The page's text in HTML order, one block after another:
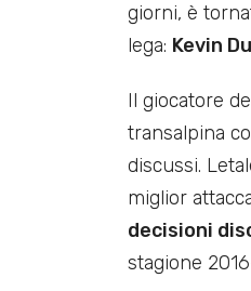
giorni, è
lega: Kevin
Il giocatore
transalpina
discussi.
miglior
decisioni
stagione